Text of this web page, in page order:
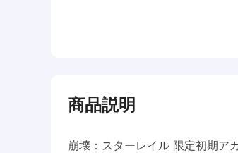
商品説明
崩壊：スターレイル 限定初期ア